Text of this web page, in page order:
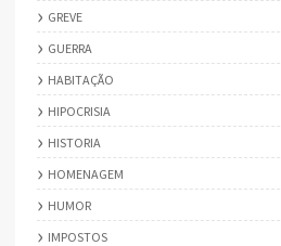
GREVE
GUERRA
HABITAÇÃO
HIPOCRISIA
HISTORIA
HOMENAGEM
HUMOR
IMPOSTOS